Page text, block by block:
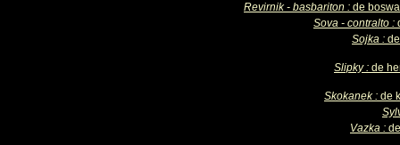
Revirnik - basbariton : de
Sova - contralto :
Sojka :
Slipky : de
Skokanek : de
Vazka :